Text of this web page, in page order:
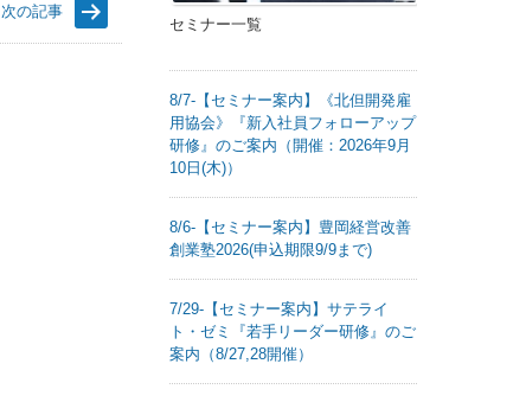
次の記事
セミナー一覧
8/7-【セミナー案内】《北但開発雇
用協会》『新入社員フォローアップ
研修』のご案内（開催：2026年9月
10日(木)）
8/6-【セミナー案内】豊岡経営改善
創業塾2026(申込期限9/9まで)
7/29-【セミナー案内】サテライ
ト・ゼミ『若手リーダー研修』のご
案内（8/27,28開催）